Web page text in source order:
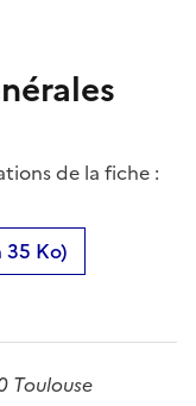
de la fiche :
35 Ko)
Toulouse